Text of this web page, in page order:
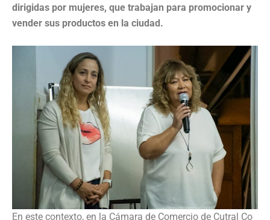
dirigidas por mujeres, que trabajan para promocionar y
vender sus productos en la ciudad.
En este contexto, en la Cámara de Comercio de Cutral Co